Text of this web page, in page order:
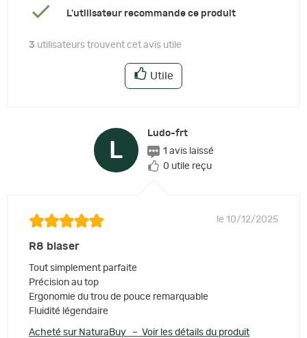
L'utilisateur recommande ce produit
3 utilisateurs trouvent cet avis utile
Utile
L
Ludo-frt
1 avis laissé
0 utile reçu
le 10/12/2025
R8 blaser
Tout simplement parfaite
Précision au top
Ergonomie du trou de pouce remarquable
Fluidité légendaire
Acheté sur NaturaBuy – Voir les détails du produit